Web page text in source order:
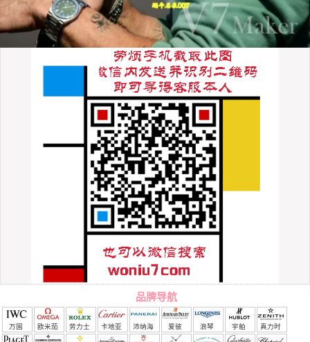
品牌导航
万国 欧米茄 劳力士 卡地亚 沛纳海 爱彼 浪琴 宇舶 真力时